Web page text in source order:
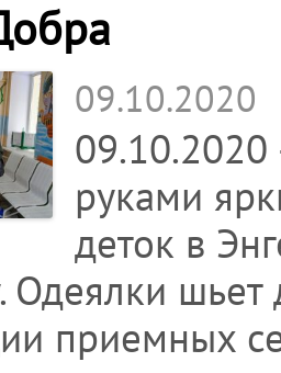
09.10.2020
руками
деток в
Одеялки
приемных